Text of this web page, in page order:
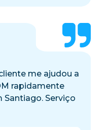
me ajudou a
rapidamente
Santiago. Serviço